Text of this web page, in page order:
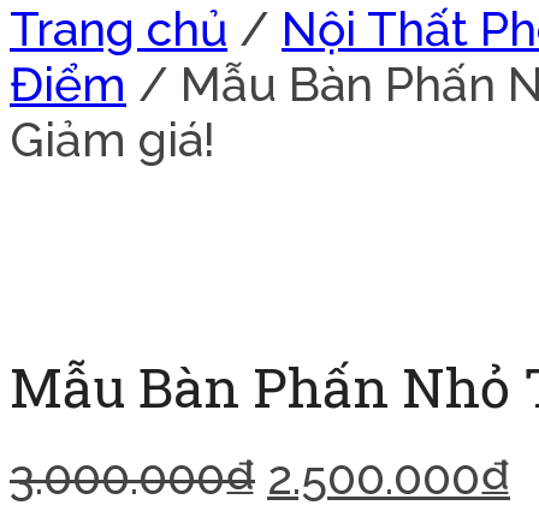
Trang chủ / Nội Thất
Điểm / Mẫu Bàn Phấn
Giảm giá!
Mẫu Bàn Phấn Nhỏ
3.000.000₫ 2.500.000₫